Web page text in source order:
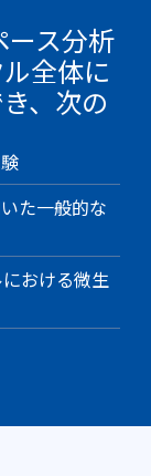
ース分析
全体に
、次の
た一般的な
おける微生